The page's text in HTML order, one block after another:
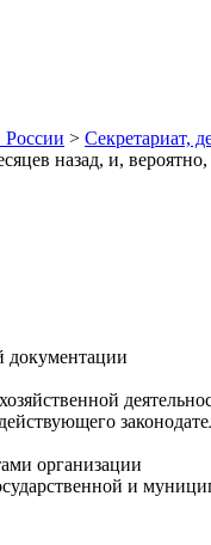
> Секретариат,
назад, и,
документации
организации
и